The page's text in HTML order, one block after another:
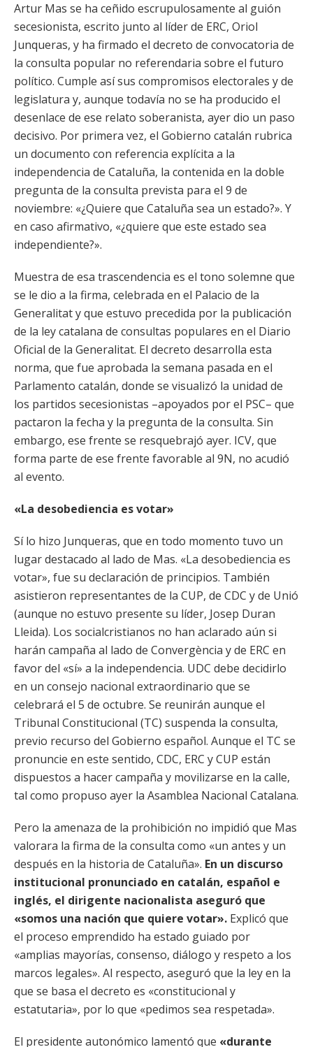
Artur Mas se ha ceñido escrupulosamente al guión
secesionista, escrito junto al líder de ERC, Oriol
Junqueras, y ha firmado el decreto de convocatoria de
la consulta popular no referendaria sobre el futuro
político. Cumple así sus compromisos electorales y de
legislatura y, aunque todavía no se ha producido el
desenlace de ese relato soberanista, ayer dio un paso
decisivo. Por primera vez, el Gobierno catalán rubrica
un documento con referencia explícita a la
independencia de Cataluña, la contenida en la doble
pregunta de la consulta prevista para el 9 de
noviembre: «¿Quiere que Cataluña sea un estado?». Y
en caso afirmativo, «¿quiere que este estado sea
independiente?».
Muestra de esa trascendencia es el tono solemne que
se le dio a la firma, celebrada en el Palacio de la
Generalitat y que estuvo precedida por la publicación
de la ley catalana de consultas populares en el Diario
Oficial de la Generalitat. El decreto desarrolla esta
norma, que fue aprobada la semana pasada en el
Parlamento catalán, donde se visualizó la unidad de
los partidos secesionistas –apoyados por el PSC– que
pactaron la fecha y la pregunta de la consulta. Sin
embargo, ese frente se resquebrajó ayer. ICV, que
forma parte de ese frente favorable al 9N, no acudió
al evento.
«La desobediencia es votar»
Sí lo hizo Junqueras, que en todo momento tuvo un
lugar destacado al lado de Mas. «La desobediencia es
votar», fue su declaración de principios. También
asistieron representantes de la CUP, de CDC y de Unió
(aunque no estuvo presente su líder, Josep Duran
Lleida). Los socialcristianos no han aclarado aún si
harán campaña al lado de Convergència y de ERC en
favor del «sí» a la independencia. UDC debe decidirlo
en un consejo nacional extraordinario que se
celebrará el 5 de octubre. Se reunirán aunque el
Tribunal Constitucional (TC) suspenda la consulta,
previo recurso del Gobierno español. Aunque el TC se
pronuncie en este sentido, CDC, ERC y CUP están
dispuestos a hacer campaña y movilizarse en la calle,
tal como propuso ayer la Asamblea Nacional Catalana.
Pero la amenaza de la prohibición no impidió que Mas
valorara la firma de la consulta como «un antes y un
después en la historia de Cataluña». En un discurso
institucional pronunciado en catalán, español e
inglés, el dirigente nacionalista aseguró que
«somos una nación que quiere votar». Explicó que
el proceso emprendido ha estado guiado por
«amplias mayorías, consenso, diálogo y respeto a los
marcos legales». Al respecto, aseguró que la ley en la
que se basa el decreto es «constitucional y
estatutaria», por lo que «pedimos sea respetada».
El presidente autonómico lamentó que «durante